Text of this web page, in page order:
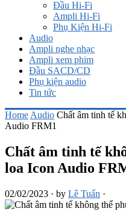
Đầu Hi-Fi
Ampli Hi-Fi
Phụ Kiện Hi-Fi
Audio
Ampli nghe nhạc
Ampli xem phim
Đầu SACD/CD
Phụ kiện audio
Tin tức
Home Audio Chất âm tinh tế
Audio FRM1
Chất âm tinh tế
loa Icon Audio
02/02/2023 · by Lê Tuấn ·